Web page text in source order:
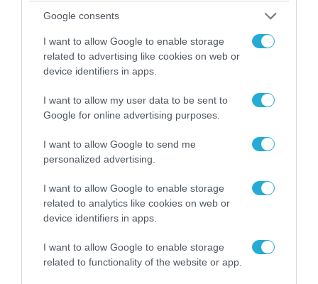
Google consents
I want to allow Google to enable storage
related to advertising like cookies on web or
device identifiers in apps.
I want to allow my user data to be sent to
Google for online advertising purposes.
I want to allow Google to send me
personalized advertising.
I want to allow Google to enable storage
related to analytics like cookies on web or
device identifiers in apps.
I want to allow Google to enable storage
related to functionality of the website or app.
«Οι εντελώς αθώοι»: Η ανάρτηση του Αρκά για
τα ζώα που χάθηκαν στις πυρκαγιές της
Αττικής (φωτο)
04.08.2026 | 15:02